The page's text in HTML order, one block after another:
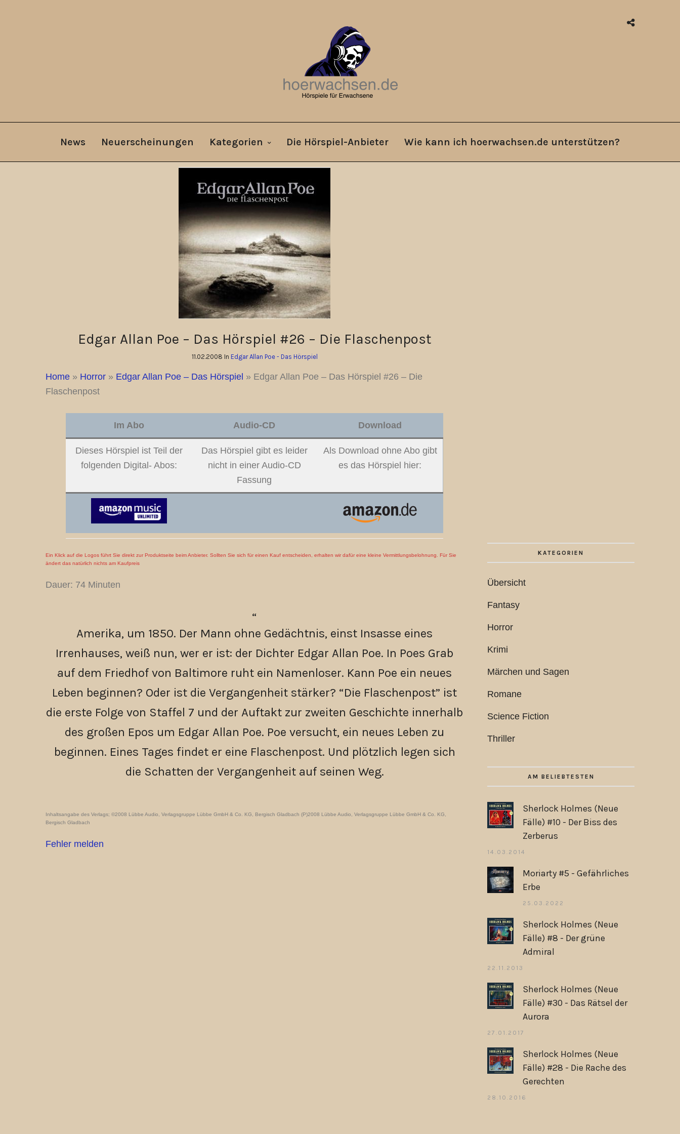
News Neuerscheinungen Kategorien Die Hörspiel-Anbieter Wie kann ich hoerwachsen.de unterstützen?
Edgar Allan Poe – Das Hörspiel #26 – Die Flaschenpost
11.02.2008 In Edgar Allan Poe - Das Hörspiel
Home » Horror » Edgar Allan Poe – Das Hörspiel » Edgar Allan Poe – Das Hörspiel #26 – Die
Flaschenpost
Im Abo Audio-CD Download
Dieses Hörspiel ist Teil der
folgenden Digital- Abos:
Das Hörspiel gibt es leider
nicht in einer Audio-CD
Fassung
Als Download ohne Abo gibt
es das Hörspiel hier:
Ein Klick auf die Logos führt Sie direkt zur Produktseite beim Anbieter. Sollten Sie sich für einen Kauf entscheiden, erhalten wir dafür eine kleine Vermittlungsbelohnung. Für Sie
ändert das natürlich nichts am Kaufpreis
Dauer: 74 Minuten
Amerika, um 1850. Der Mann ohne Gedächtnis, einst Insasse eines
Irrenhauses, weiß nun, wer er ist: der Dichter Edgar Allan Poe. In Poes Grab
auf dem Friedhof von Baltimore ruht ein Namenloser. Kann Poe ein neues
Leben beginnen? Oder ist die Vergangenheit stärker? “Die Flaschenpost” ist
die erste Folge von Staffel 7 und der Auftakt zur zweiten Geschichte innerhalb
des großen Epos um Edgar Allan Poe. Poe versucht, ein neues Leben zu
beginnen. Eines Tages findet er eine Flaschenpost. Und plötzlich legen sich
die Schatten der Vergangenheit auf seinen Weg.
Inhaltsangabe des Verlags; ©2008 Lübbe Audio, Verlagsgruppe Lübbe GmbH & Co. KG, Bergisch Gladbach (P)2008 Lübbe Audio, Verlagsgruppe Lübbe GmbH & Co. KG,
Bergisch Gladbach
Fehler melden
KATEGORIEN
Übersicht
Fantasy
Horror
Krimi
Märchen und Sagen
Romane
Science Fiction
Thriller
AM BELIEBTESTEN
Sherlock Holmes (Neue
Fälle) #10 - Der Biss des
Zerberus
14.03.2014
Moriarty #5 - Gefährliches
Erbe
25.03.2022
Sherlock Holmes (Neue
Fälle) #8 - Der grüne
Admiral
22.11.2013
Sherlock Holmes (Neue
Fälle) #30 - Das Rätsel der
Aurora
27.01.2017
Sherlock Holmes (Neue
Fälle) #28 - Die Rache des
Gerechten
28.10.2016